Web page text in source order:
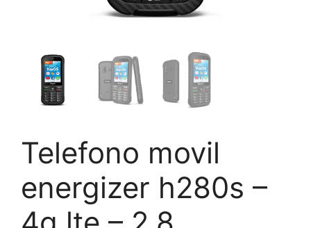
Telefono movil
energizer h280s –